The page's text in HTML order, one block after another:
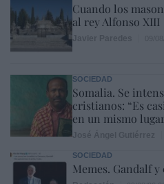
Cuando los
al rey Alfonso XIII
SOCIEDAD
Somalia. Se
cristianos: “Es
en un mismo
SOCIEDAD
Memes. Gandalf